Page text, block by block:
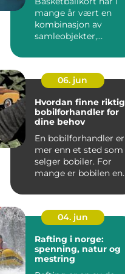
mange år vært en
kombinasjon av
samleobjekter,
06. jun
Hvordan finne riktig
bobilforhandler for
dine behov
En bobilforhandler er
mer enn et sted som
selger bobiler. For
mange er bobilen en
04. jun
Rafting i norge:
spenning, natur og
mestring